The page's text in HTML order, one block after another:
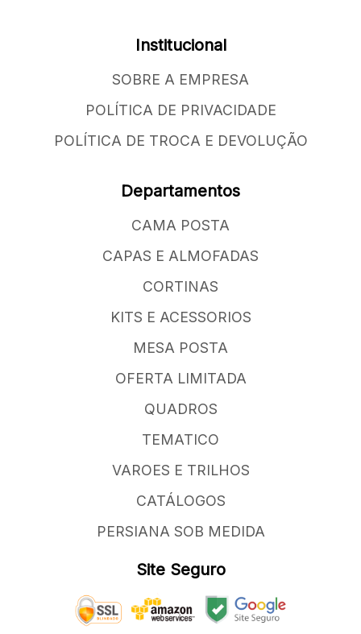
Institucional
SOBRE A EMPRESA
POLÍTICA DE PRIVACIDADE
POLÍTICA DE TROCA E DEVOLUÇÃO
Departamentos
CAMA POSTA
CAPAS E ALMOFADAS
CORTINAS
KITS E ACESSORIOS
MESA POSTA
OFERTA LIMITADA
QUADROS
TEMATICO
VAROES E TRILHOS
CATÁLOGOS
PERSIANA SOB MEDIDA
Site Seguro